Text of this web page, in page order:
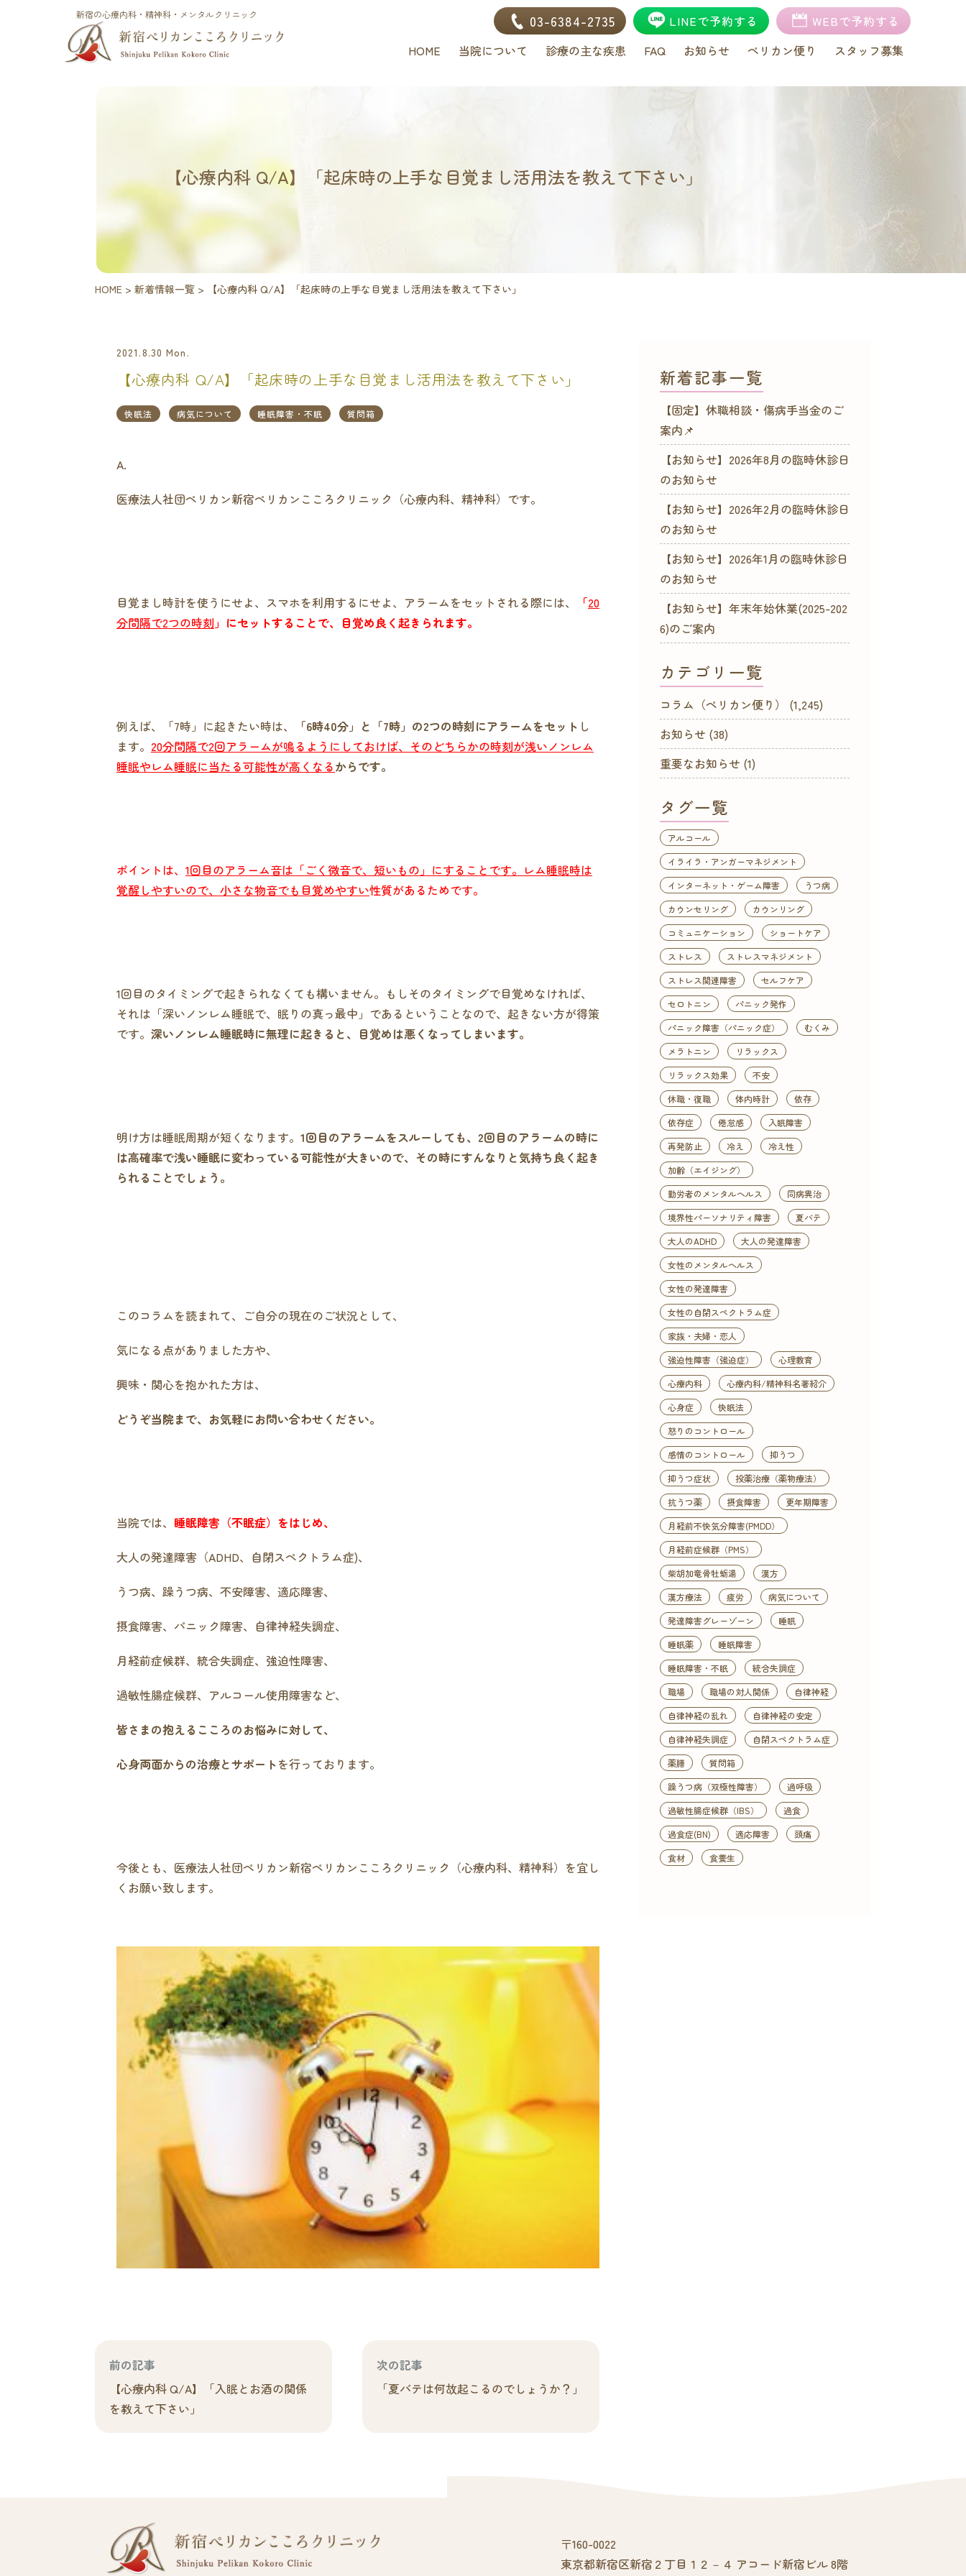
新宿の心療内科・精神科・メンタルクリニック 03-6384-2735 LINEで予約する
WEBで予約する
HOME
当院について 診療の主な疾患 FAQ お知らせ ペリカン便り スタッフ募集
【心療内科 Q/A】「起床時の上手な目覚まし活用法を教えて下さい」
HOME > 新着情報一覧 > 【心療内科 Q/A】「起床時の上手な目覚まし活用法を教えて下さい」
2021.8.30 Mon.
【心療内科 Q/A】「起床時の上手な目覚まし活用法を教えて下さい」
快眠法 病気について 睡眠障害・不眠 質問箱
A.
医療法人社団ペリカン新宿ペリカンこころクリニック（心療内科、精神科）です。
目覚まし時計を使うにせよ、スマホを利用するにせよ、アラームをセットされる際には、 「20
分間隔で2つの時刻 」にセットすることで、目覚め良く起きられます。
例えば、「7時」に起きたい時は、 「6時40分」と「7時」の2つの時刻にアラームをセット し
ます。 20分間隔で2回アラームが鳴るようにしておけば、そのどちらかの時刻が浅いノンレム
睡眠やレム睡眠に当たる可能性が高くなるからです。
ポイントは、 1回目のアラーム音は「ごく微音で、短いもの」にすることです。レム睡眠時は
覚醒しやすいので、小さな物音でも目覚めやすい性質があるためです。
1回目のタイミングで起きられなくても構いません。もしそのタイミングで目覚めなければ、
それは「深いノンレム睡眠で、眠りの真っ最中」であるということなので、起きない方が得策
です。 深いノンレム睡眠時に無理に起きると、目覚めは悪くなってしまいます。
明け方は睡眠周期が短くなります。 1回目のアラームをスルーしても、2回目のアラームの時に
は高確率で浅い睡眠に変わっている可能性が大きいので、その時にすんなりと気持ち良く起き
られることでしょう。
このコラムを読まれて、ご自分の現在のご状況として、
気になる点がありました方や、
興味・関心を抱かれた方は、
どうぞ当院まで、お気軽にお問い合わせください。
当院では、 睡眠障害（不眠症）をはじめ、
大人の発達障害（ADHD、自閉スペクトラム症)、
うつ病、躁うつ病、不安障害、適応障害、
摂食障害、パニック障害、自律神経失調症、
月経前症候群、統合失調症、強迫性障害、
過敏性腸症候群、アルコール使用障害など、
皆さまの抱えるこころのお悩みに対して、
心身両面からの治療とサポートを行っております。
今後とも、医療法人社団ペリカン新宿ペリカンこころクリニック（心療内科、精神科）を宜し
くお願い致します。
前の記事
【心療内科 Q/A】「入眠とお酒の関係
を教えて下さい」
次の記事
「夏バテは何故起こるのでしょうか？」
新着記事一覧
【固定】休職相談・傷病手当金のご
案内📌
【お知らせ】2026年8月の臨時休診日
のお知らせ
【お知らせ】2026年2月の臨時休診日
のお知らせ
【お知らせ】2026年1月の臨時休診日
のお知らせ
【お知らせ】年末年始休業(2025-202
6)のご案内
カテゴリ一覧
コラム（ペリカン便り）
(1,245)
お知らせ (38)
重要なお知らせ (1)
タグ一覧
アルコール
イライラ・アンガーマネジメント
インターネット・ゲーム障害
うつ病
カウンセリング
カウンリング
コミュニケーション
ショートケア
ストレス
ストレスマネジメント
ストレス関連障害
セルフケア
セロトニン
パニック発作
パニック障害（パニック症）
むくみ
メラトニン
リラックス
リラックス効果
不安
休職・復職
体内時計
依存
依存症
倦怠感
入眠障害
再発防止
冷え
冷え性
加齢（エイジング）
勤労者のメンタルヘルス
同病異治
境界性パーソナリティ障害
夏バテ
大人のADHD
大人の発達障害
女性のメンタルヘルス
女性の発達障害
女性の自閉スペクトラム症
家族・夫婦・恋人
強迫性障害（強迫症）
心理教育
心療内科
心療内科/精神科名著紹介
心身症
快眠法
怒りのコントロール
感情のコントロール
抑うつ
抑うつ症状
投薬治療（薬物療法）
抗うつ薬
摂食障害
更年期障害
月経前不快気分障害(PMDD）
月経前症候群（PMS）
柴胡加竜骨牡蛎湯
漢方
漢方療法
疲労
病気について
発達障害グレーゾーン
睡眠
睡眠薬
睡眠障害
睡眠障害・不眠
統合失調症
職場
職場の対人関係
自律神経
自律神経の乱れ
自律神経の安定
自律神経失調症
自閉スペクトラム症
薬膳
質問箱
躁うつ病（双極性障害）
過呼吸
過敏性腸症候群（IBS）
過食
過食症(BN)
適応障害
頭痛
食材
食養生
〒160-0022
東京都新宿区新宿２丁目１２－４ アコード新宿ビル 8階